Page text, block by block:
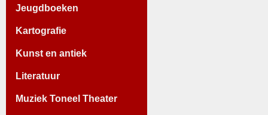
Jeugdboeken
Kartografie
Kunst en antiek
Literatuur
Muziek Toneel Theater